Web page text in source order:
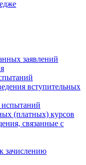
заявлений
вступительных
испытаний
(платных) курсов
связанные с
зачислению